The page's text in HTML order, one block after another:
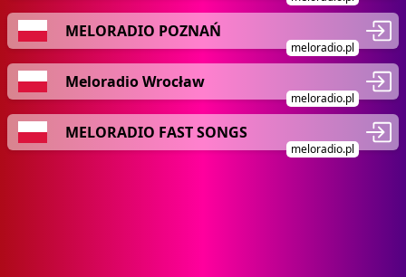
MELORADIO POZNAŃ
meloradio.pl
Meloradio Wrocław
meloradio.pl
MELORADIO FAST SONGS
meloradio.pl